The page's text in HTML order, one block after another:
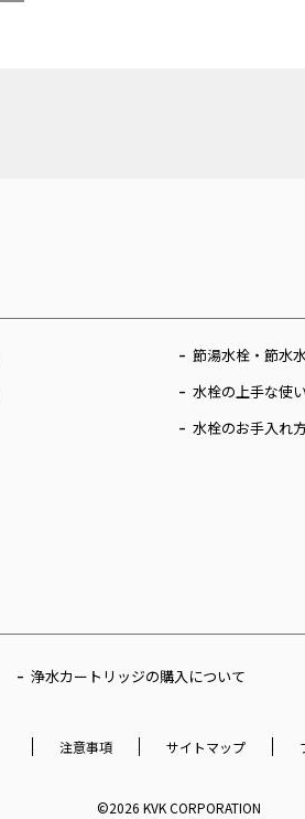
節湯水栓・節水
水栓の上手な使
水栓のお手入れ
浄水カートリッジの購入について
注意事項 サイトマップ
©2026 KVK CORPORATION